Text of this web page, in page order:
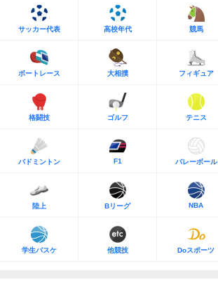
サッカー代表 高校年代 競馬
ボートレース 大相撲 フィギュア
格闘技 ゴルフ テニス
バドミントン F1 バレーボール
陸上 Bリーグ NBA
学生バスケ 他競技 Doスポーツ